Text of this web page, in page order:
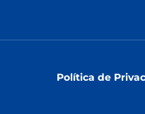
Política de